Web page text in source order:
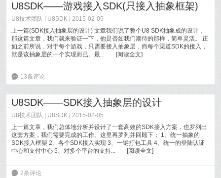
U8SDK——游戏接入SDK(只接入抽象框架)
U8技术团队 U8SDK | 2015-02-05
上一篇(SDK接入抽象层的设计) 文章我们说了整个U8 SDK抽象成的设计，
那这篇文章，我们就来验证一下，他是否如我们期待的那样，简单灵活。 正
如之前所说，对于每个游戏，只需要接入抽象层，而每个渠道SDK的接入，
就是该抽象层的一个实现而已。最...
[阅读全文]
6 13条评论
U8SDK——SDK接入抽象层的设计
U8技术团队 U8SDK | 2015-02-05
上一篇文章，我们总体地分析并设计了一套高效的SDK接入方案，也罗列出
这套方案，我们需要完成的工作。这里再罗列并回顾下： 1、统一抽象的
SDK接入框架 2、各个SDK接入实现 3、一键打包工具 4、统一的登陆认证
中心和支付中心 5、对多个平台的支持...
[阅读全文]
6 2条评论